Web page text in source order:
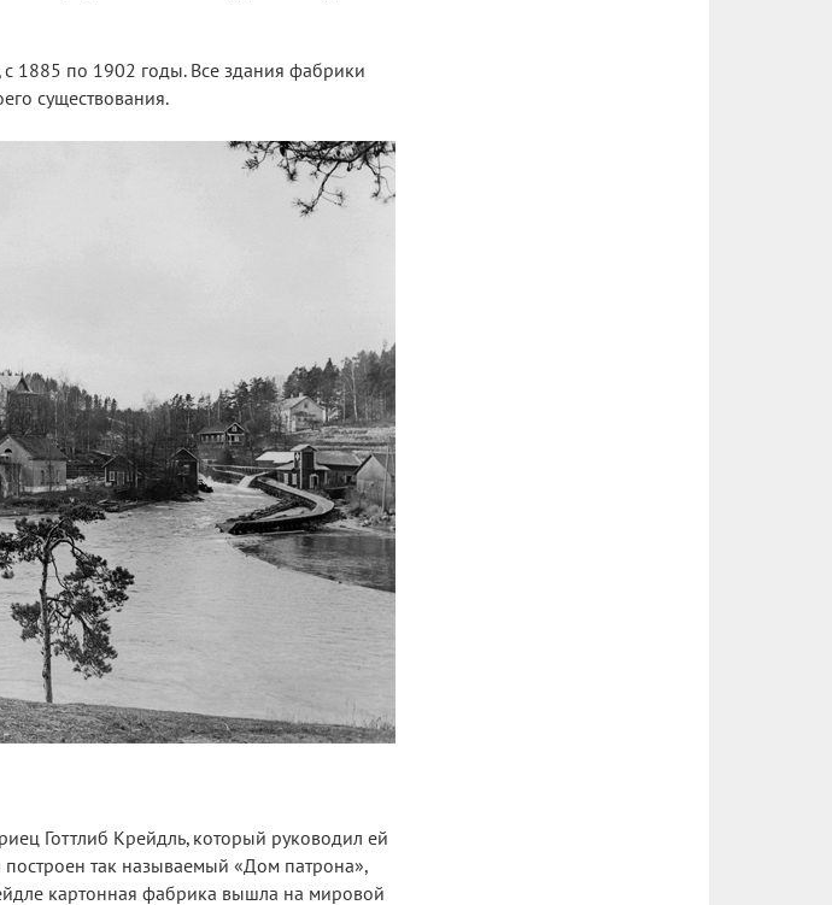
с 1885 по 1902 годы. Все здания фабрики
существования.
Готтлиб Крейдль, который руководил ей
так называемый «Дом патрона»,
картонная фабрика вышла на мировой